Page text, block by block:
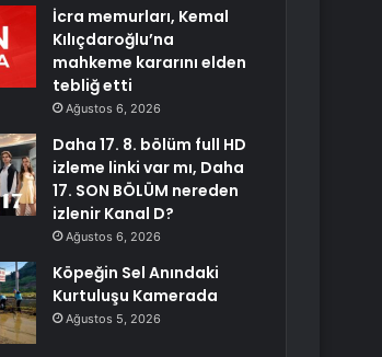
İcra memurları, Kemal
Kılıçdaroğlu’na
mahkeme kararını elden
tebliğ etti
Ağustos 6, 2026
Daha 17. 8. bölüm full HD
izleme linki var mı, Daha
17. SON BÖLÜM nereden
izlenir Kanal D?
Ağustos 6, 2026
Köpeğin Sel Anındaki
Kurtuluşu Kamerada
Ağustos 5, 2026